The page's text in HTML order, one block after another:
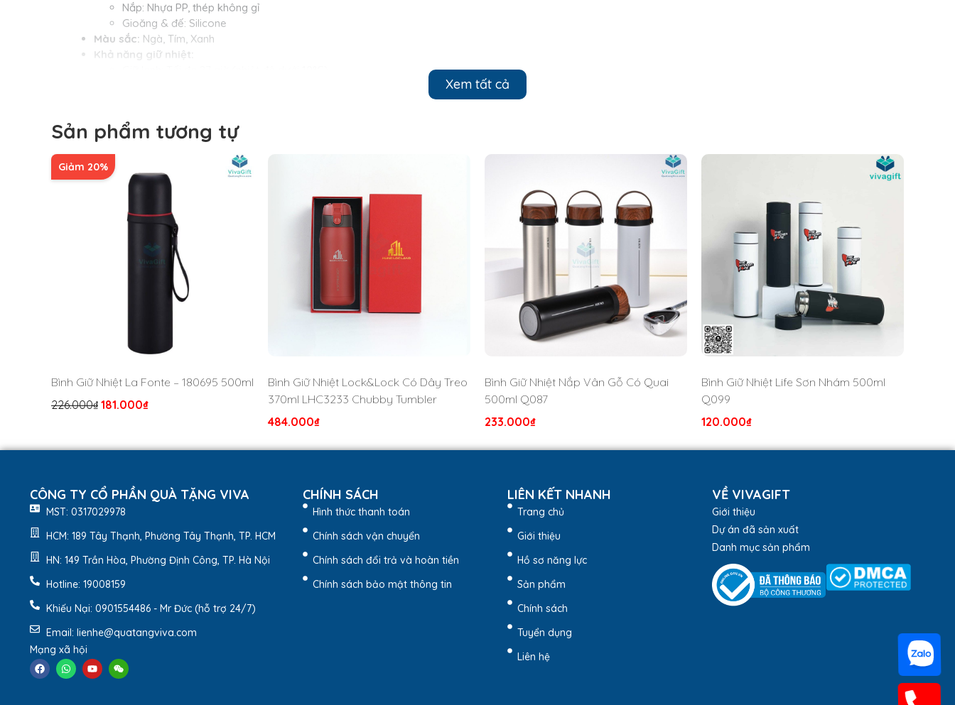
Nắp: Nhựa PP, thép không gỉ
Gioăng & đế: Silicone
Màu sắc: Ngà, Tím, Xanh
Khả năng giữ nhiệt:
Xem tất cả
Sản phẩm tương tự
Giảm 20%
Bình Giữ Nhiệt La Fonte – 180695 500ml
226.000₫ 181.000₫
Bình Giữ Nhiệt Lock&Lock Có Dây Treo
370ml LHC3233 Chubby Tumbler
484.000₫
Bình Giữ Nhiệt Nắp Vân Gỗ Có Quai
500ml Q087
233.000₫
Bình Giữ Nhiệt Life Sơn Nhám 500ml
Q099
120.000₫
CÔNG TY CỔ PHẦN QUÀ TẶNG VIVA
MST: 0317029978
HCM: 189 Tây Thạnh, Phường Tây Thạnh, TP. HCM
HN: 149 Trần Hòa, Phường Định Công, TP. Hà Nội
Hotline: 19008159
Khiếu Nại: 0901554486 - Mr Đức (hỗ trợ 24/7)
Email: lienhe@quatangviva.com
Mạng xã hội
CHÍNH SÁCH
Hình thức thanh toán
Chính sách vận chuyển
Chính sách đổi trả và hoàn tiền
Chính sách bảo mật thông tin
LIÊN KẾT NHANH
Trang chủ
Giới thiệu
Hồ sơ năng lực
Sản phẩm
Chính sách
Tuyển dụng
Liên hệ
VỀ VIVAGIFT
Giới thiệu
Dự án đã sản xuất
Danh mục sản phẩm